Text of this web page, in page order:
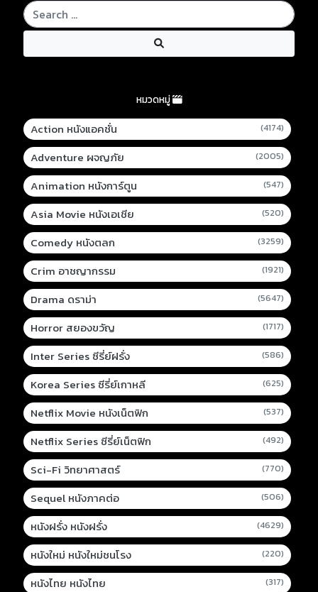
หมวดหมู่
Action หนังแอคชั่น (4174)
Adventure ผจญภัย (2005)
Animation หนังการ์ตูน (547)
Asia Movie หนังเอเชีย (520)
Comedy หนังตลก (3259)
Crim อาชญากรรม (1921)
Drama ดราม่า (5647)
Horror สยองขวัญ (1717)
Inter Series ซีรี่ย์ฝรั่ง (586)
Korea Series ซีรี่ย์เกาหลี (625)
Netflix Movie หนังเน็ตฟิก (537)
Netflix Series ซีรี่ย์เน็ตฟิก (492)
Sci-Fi วิทยาศาสตร์ (770)
Sequel หนังภาคต่อ (506)
หนังฝรั่ง หนังฝรั่ง (4629)
หนังใหม่ หนังใหม่ชนโรง (220)
หนังไทย หนังไทย (317)